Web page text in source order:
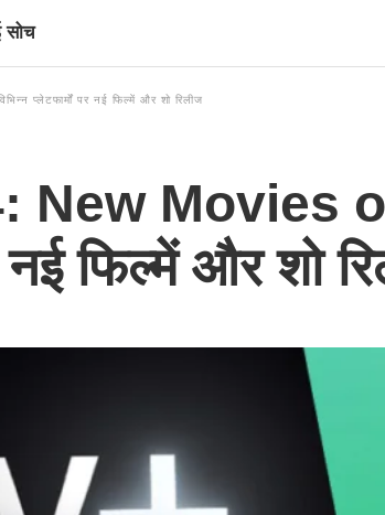
सोच
प्लेटफार्मों पर नई फिल्में और शो रिलीज
New Movies
नई फिल्में और शो